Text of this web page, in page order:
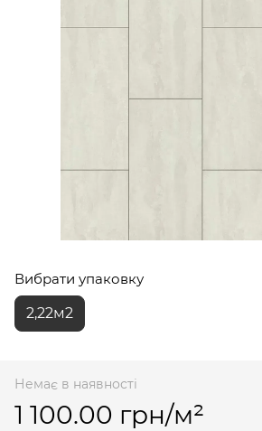
Вибрати упаковку
2,22м2
Немає в наявності
1 100.00 грн/м²